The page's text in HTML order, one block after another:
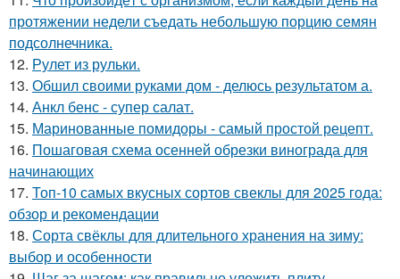
протяжении недели съедать небольшую порцию семян
подсолнечника.
12. Рулет из рульки.
13. Обшил своими руками дом - делюсь результатом а.
14. Анкл бенс - супер салат.
15. Маринованные помидоры - самый простой рецепт.
16. Пошаговая схема осенней обрезки винограда для
начинающих
17. Топ-10 самых вкусных сортов свеклы для 2025 года:
обзор и рекомендации
18. Сорта свёклы для длительного хранения на зиму:
выбор и особенности